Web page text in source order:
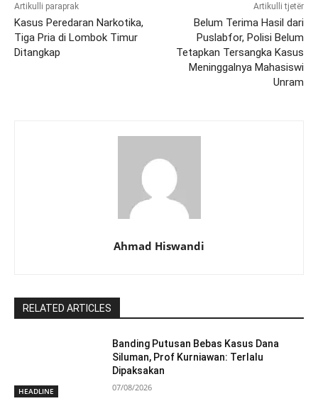
Artikulli paraprak
Kasus Peredaran Narkotika,
Tiga Pria di Lombok Timur
Ditangkap
Artikulli tjetër
Belum Terima Hasil dari
Puslabfor, Polisi Belum
Tetapkan Tersangka Kasus
Meninggalnya Mahasiswi
Unram
Ahmad Hiswandi
RELATED ARTICLES
HEADLINE
Banding Putusan Bebas Kasus Dana
Siluman, Prof Kurniawan: Terlalu
Dipaksakan
07/08/2026